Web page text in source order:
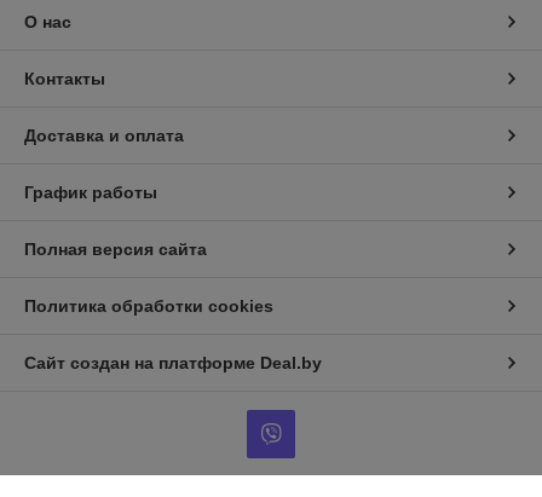
О нас
Контакты
Доставка и оплата
График работы
Полная версия сайта
Политика обработки cookies
Сайт создан на платформе Deal.by